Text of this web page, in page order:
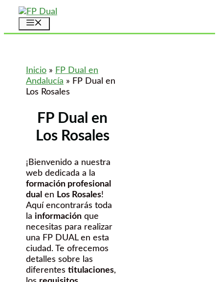
Saltar
contenido
Inicio » FP Dual en
Andalucía » FP Dual en
Los Rosales
FP Dual en
Los Rosales
¡Bienvenido a nuestra
web dedicada a la
formación profesional
dual en Los Rosales!
Aquí encontrarás toda
la información que
necesitas para realizar
una FP DUAL en esta
ciudad. Te ofrecemos
detalles sobre las
diferentes titulaciones,